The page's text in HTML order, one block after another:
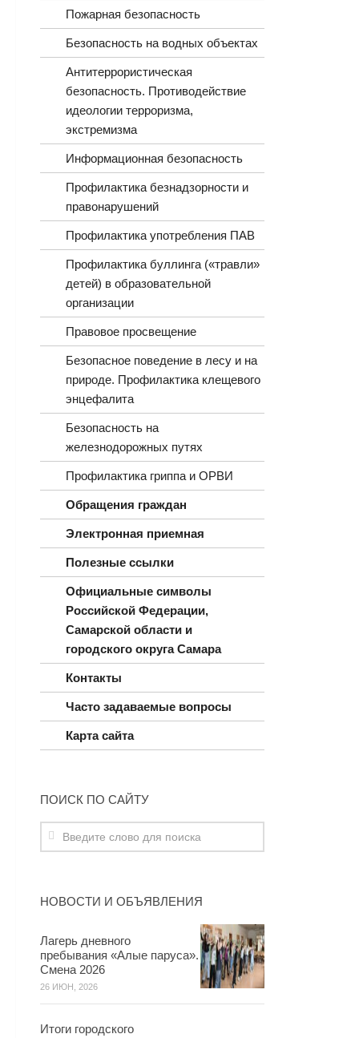
Пожарная безопасность
Безопасность на водных объектах
Антитеррористическая
безопасность. Противодействие
идеологии терроризма,
экстремизма
Информационная безопасность
Профилактика безнадзорности и
правонарушений
Профилактика употребления ПАВ
Профилактика буллинга («травли»
детей) в образовательной
организации
Правовое просвещение
Безопасное поведение в лесу и на
природе. Профилактика клещевого
энцефалита
Безопасность на
железнодорожных путях
Профилактика гриппа и ОРВИ
Обращения граждан
Электронная приемная
Полезные ссылки
Официальные символы
Российской Федерации,
Самарской области и
городского округа Самара
Контакты
Часто задаваемые вопросы
Карта сайта
ПОИСК ПО САЙТУ
НОВОСТИ И ОБЪЯВЛЕНИЯ
Лагерь дневного
пребывания «Алые паруса».
Смена 2026
26 ИЮН, 2026
Итоги городского